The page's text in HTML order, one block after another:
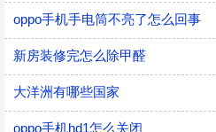
oppo手机手电筒不亮了怎么回事
新房装修完怎么除甲醛
大洋洲有哪些国家
oppo手机hd1怎么关闭